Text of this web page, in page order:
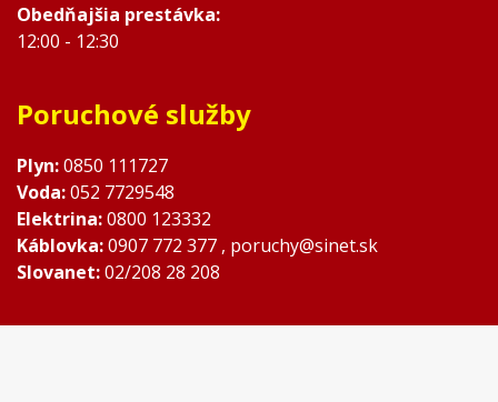
Obedňajšia prestávka:
12:00 - 12:30
Poruchové služby
Plyn:0850 111727
Voda:052 7729548
Elektrina:0800 123332
Káblovka:0907 772 377 , poruchy@sinet.sk
Slovanet:02/208 28 208